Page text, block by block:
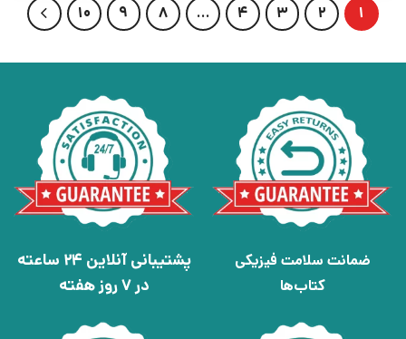
1
2
3
4
…
8
9
10
ضمانت سلامت فیزیکی
کتاب‌ها
پشتیبانی آنلاین 24 ساعته
در 7 روز هفته